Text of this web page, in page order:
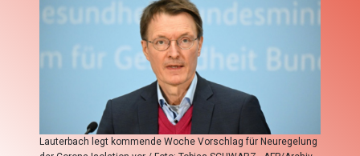
Lauterbach legt kommende Woche Vorschlag für Neuregelung